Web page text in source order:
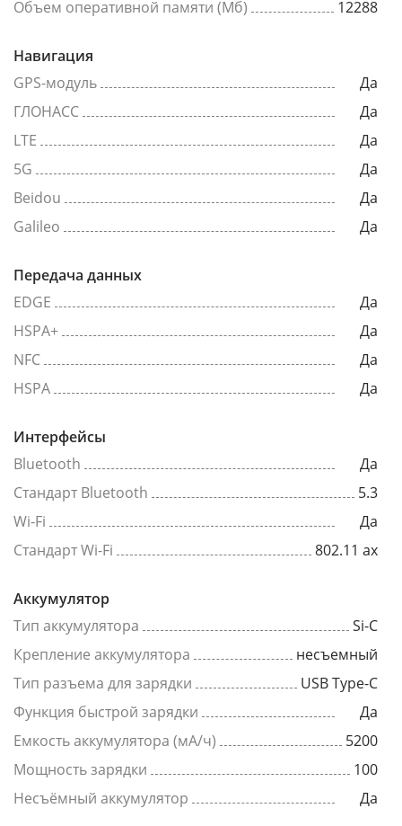
Объем оперативной памяти (Мб) 12288
Навигация
GPS-модуль
Да
ГЛОНАСС
Да
LTE
Да
5G
Да
Beidou
Да
Galileo
Да
Передача данных
EDGE
Да
HSPA+
Да
NFC
Да
HSPA
Да
Интерфейсы
Bluetooth
Да
Стандарт Bluetooth
5.3
Wi-Fi
Да
Стандарт Wi-Fi
802.11 ax
Аккумулятор
Тип аккумулятора
Si-C
Крепление аккумулятора
несъемный
Тип разъема для зарядки
USB Type-C
Функция быстрой зарядки
Да
Емкость аккумулятора (мА/ч)
5200
Мощность зарядки
100
Несъёмный аккумулятор
Да